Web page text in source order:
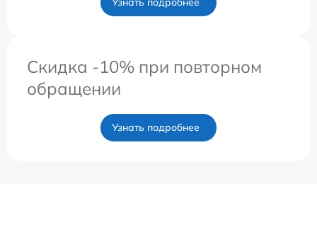
Скидка -10% при повторном
обращении
Узнать подробнее